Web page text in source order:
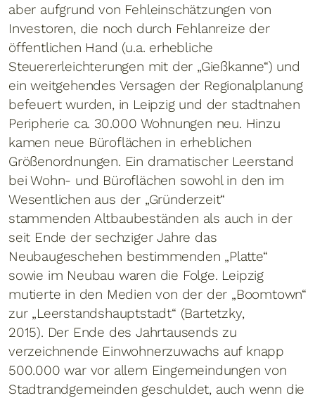
aber aufgrund von Fehleinschätzungen von
Investoren, die noch durch Fehlanreize der
öffentlichen Hand (u.a. erhebliche
Steuererleichterungen mit der „Gießkanne“) und
ein weitgehendes Versagen der Regionalplanung
befeuert wurden, in Leipzig und der stadtnahen
Peripherie ca. 30.000 Wohnungen neu. Hinzu
kamen neue Büroflächen in erheblichen
Größenordnungen. Ein dramatischer Leerstand
bei Wohn- und Büroflächen sowohl in den im
Wesentlichen aus der „Gründerzeit“
stammenden Altbaubeständen als auch in der
seit Ende der sechziger Jahre das
Neubaugeschehen bestimmenden „Platte“
sowie im Neubau waren die Folge. Leipzig
mutierte in den Medien von der der „Boomtown“
zur „Leerstandshauptstadt“ (Bartetzky,
2015). Der Ende des Jahrtausends zu
verzeichnende Einwohnerzuwachs auf knapp
500.000 war vor allem Eingemeindungen von
Stadtrandgemeinden geschuldet, auch wenn die